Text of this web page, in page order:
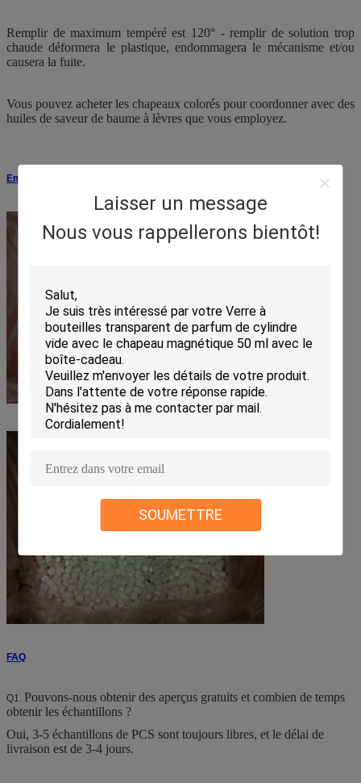
Laisser un message
Nous vous rappellerons bientôt!
SOUMETTRE
Remplir de maximum tempéré est 120° - remplir de solution trop
chaude déformera le plastique, endommagera le mécanisme et/ou
causera la fuite.
Vous pouvez acheter les chapeaux colorés pour coordonner avec des
huiles de saveur de baume à lèvres que vous employez.
Emballage
FAQ
Q1. Pouvons-nous obtenir des aperçus gratuits et combien de temps
obtenir les échantillons ?
Oui, 3-5 échantillons de PCS sont toujours libres, et le délai de
livraison est de 3-4 jours.